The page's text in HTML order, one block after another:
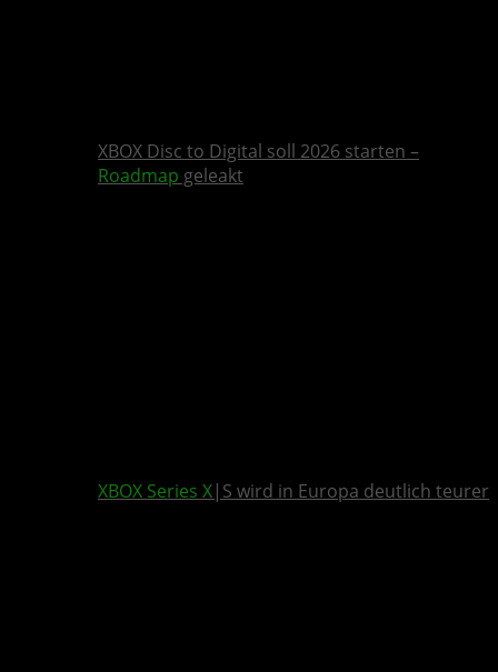
XBOX Disc to Digital soll 2026 starten –
Roadmap geleakt
XBOX Series X|S wird in Europa deutlich teurer